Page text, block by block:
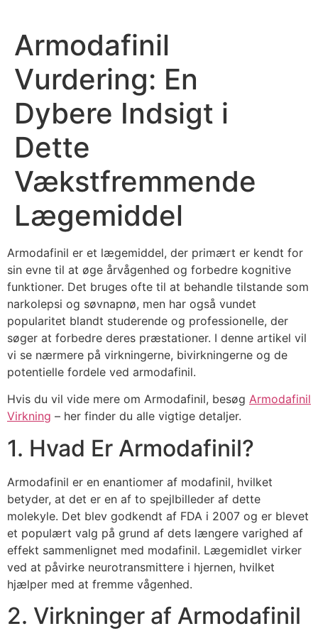
Armodafinil
Vurdering: En
Dybere Indsigt i
Dette
Vækstfremmende
Lægemiddel
Armodafinil er et lægemiddel, der primært er kendt for
sin evne til at øge årvågenhed og forbedre kognitive
funktioner. Det bruges ofte til at behandle tilstande som
narkolepsi og søvnapnø, men har også vundet
popularitet blandt studerende og professionelle, der
søger at forbedre deres præstationer. I denne artikel vil
vi se nærmere på virkningerne, bivirkningerne og de
potentielle fordele ved armodafinil.
Hvis du vil vide mere om Armodafinil, besøg Armodafinil
Virkning – her finder du alle vigtige detaljer.
1. Hvad Er Armodafinil?
Armodafinil er en enantiomer af modafinil, hvilket
betyder, at det er en af to spejlbilleder af dette
molekyle. Det blev godkendt af FDA i 2007 og er blevet
et populært valg på grund af dets længere varighed af
effekt sammenlignet med modafinil. Lægemidlet virker
ved at påvirke neurotransmittere i hjernen, hvilket
hjælper med at fremme vågenhed.
2. Virkninger af Armodafinil